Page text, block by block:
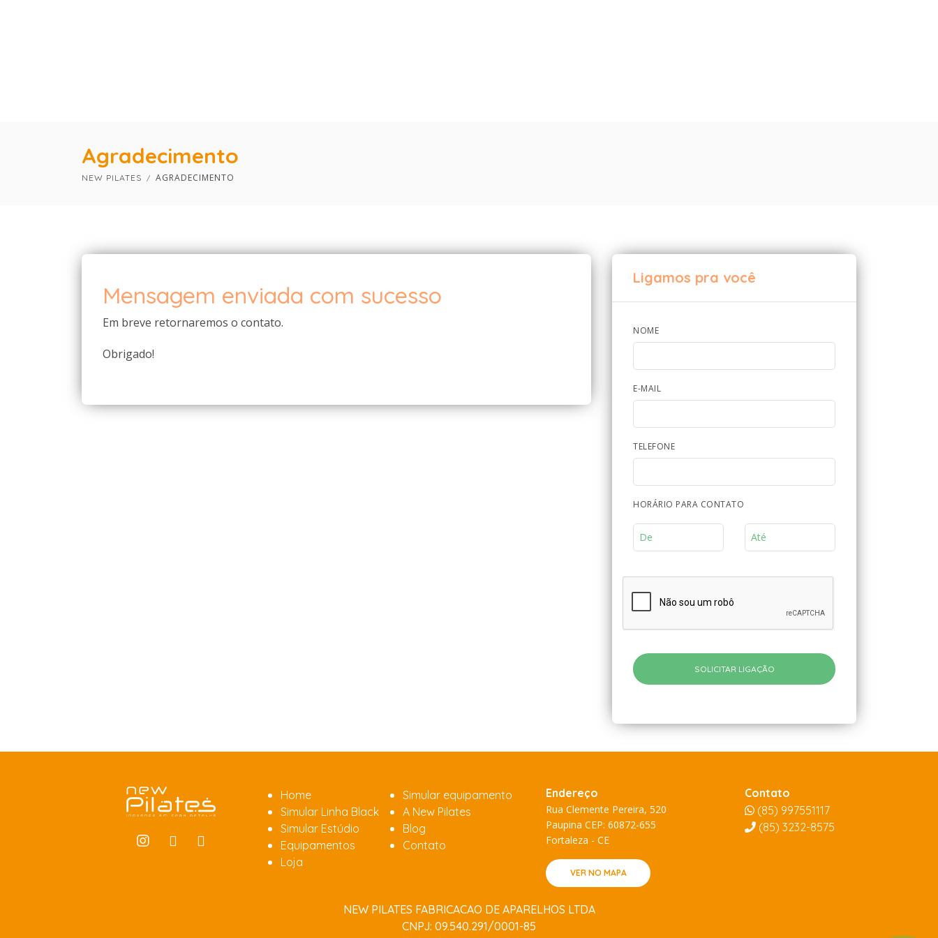
Agradecimento
NEW PILATES AGRADECIMENTO
Mensagem enviada com sucesso
Em breve retornaremos o contato.
Obrigado!
Ligamos pra você
NOME
E-MAIL
TELEFONE
HORÁRIO PARA CONTATO
Home
Simular equipamento
Simular Linha Black
A New Pilates
Simular Estúdio
Blog
Equipamentos
Contato
Loja
Endereço
Rua Clemente Pereira, 520
Paupina CEP: 60872-655
Fortaleza - CE
VER NO MAPA
Contato
(85) 997551117
(85) 3232-8575
NEW PILATES FABRICACAO DE APARELHOS LTDA
CNPJ: 09.540.291/0001-85